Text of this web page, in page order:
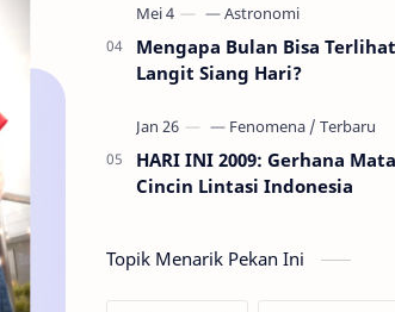
Mengapa Bulan Bisa
Langit Siang Hari?
HARI INI 2009: Gerhana
Cincin Lintasi Indonesia
Topik Menarik Pekan Ini